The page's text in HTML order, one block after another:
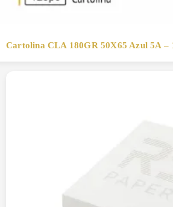
Cartolina CLA 180GR 50X65 Azul 5A –